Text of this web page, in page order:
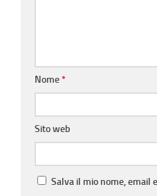
Nome*
Sito web
Salva il mio nome, email